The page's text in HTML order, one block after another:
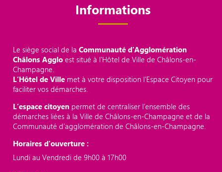
Informations
Le siège social de laCommunauté d'Agglomération
Châlons Aggloest situé à l'Hôtel de Ville de Châlons-en-
Champagne.
L’Hôtel de Ville met à votre disposition l’Espace Citoyen pour
faciliter vos démarches.
L’espace citoyen permet de centraliser l’ensemble des
démarches liées à la Ville de Châlons-en-Champagne et de la
Communauté d’agglomération de Châlons-en-Champagne.
Horaires d'ouverture :
Lundi au Vendredi de 9h00 à 17h00